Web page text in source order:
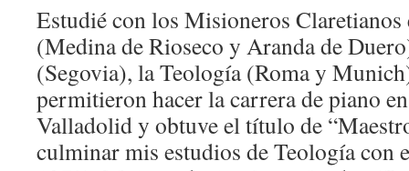
Estudié con los Misioneros
(Medina de Rioseco y Aranda de
(Segovia), la Teología (Roma y
permitieron hacer la carrera de piano
Valladolid y obtuve el título de
culminar mis estudios de Teología con